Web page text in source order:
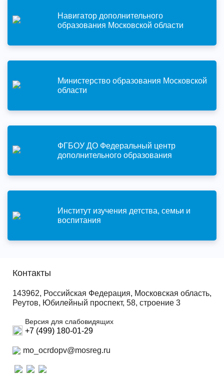
Навигатор дополнительного
образования Московской области
Министерство образования Московской
области
ФГБОУ ДО Федеральный центр
дополнительного образования
Институт изучения детства, семьи и
воспитания
Контакты
143962, Российская Федерация, Московская область,
Реутов, Юбилейный проспект, 58, строение 3
Версия для слабовидящих
+7 (499) 180-01-29
mo_ocrdopv@mosreg.ru